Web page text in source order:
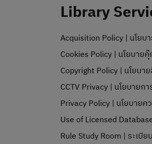
Library
Acquisition Policy | นโยบ
Cookies Policy | นโยบาย
Copyright Policy | นโยบา
CCTV Privacy | นโยบายก
Privacy Policy | นโยบายค
Use of Licensed
Rule Study Room | ระเบี